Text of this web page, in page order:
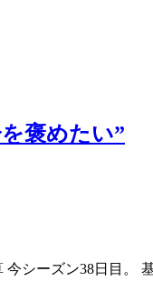
褒めたい”
シーズン38日目。